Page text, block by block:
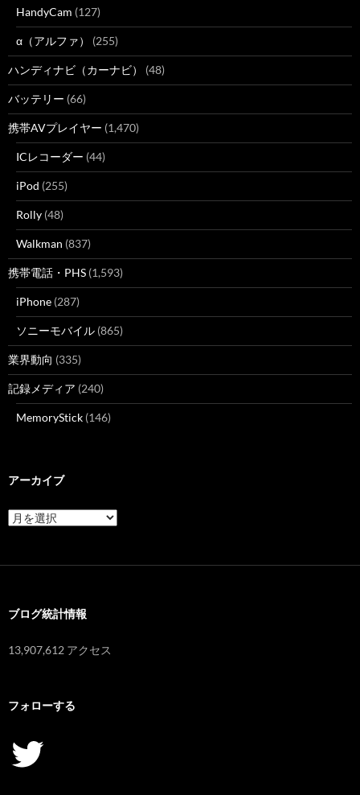
HandyCam (127)
α（アルファ） (255)
ハンディナビ（カーナビ） (48)
バッテリー (66)
携帯AVプレイヤー (1,470)
ICレコーダー (44)
iPod (255)
Rolly (48)
Walkman (837)
携帯電話・PHS (1,593)
iPhone (287)
ソニーモバイル (865)
業界動向 (335)
記録メディア (240)
MemoryStick (146)
アーカイブ
ア
ー
ブログ統計情報
13,907,612 アクセス
フォローする
Twitter